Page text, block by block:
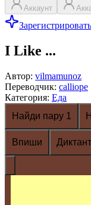
Аккаунт
I Like ...
Автор: vilmamunoz
Переводчик: calliope
Категория: Еда
Найди пару 1
Впиши Диктант